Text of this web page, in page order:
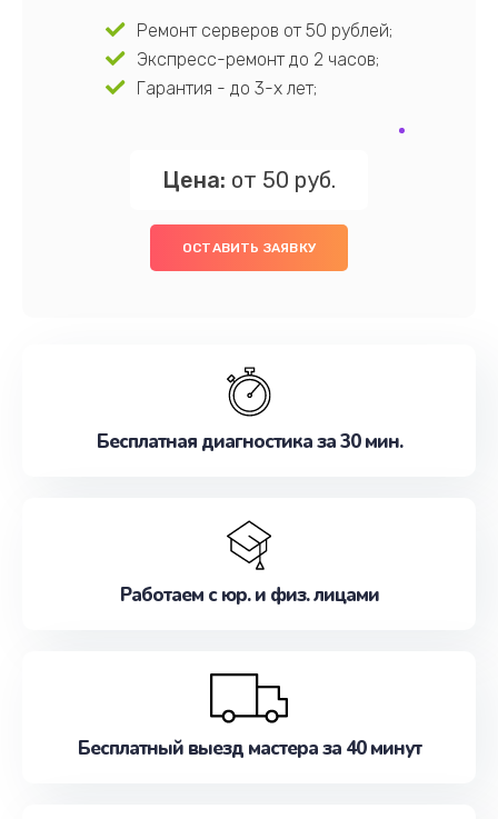
Ремонт серверов от 50 рублей;
Экспресс-ремонт до 2 часов;
Гарантия - до 3-х лет;
Цена: от 50 руб.
ОСТАВИТЬ ЗАЯВКУ
Бесплатная диагностика за 30 мин.
Работаем с юр. и физ. лицами
Бесплатный выезд мастера за 40 минут